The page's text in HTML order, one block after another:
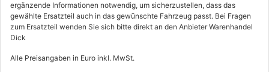
ergänzende Informationen notwendig, um sicherzustellen, dass das
gewählte Ersatzteil auch in das gewünschte Fahrzeug passt. Bei Fragen
zum Ersatzteil wenden Sie sich bitte direkt an den Anbieter Warenhandel
Dick
Alle Preisangaben in Euro inkl. MwSt.